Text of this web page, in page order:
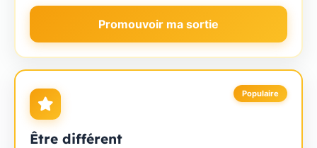
Promouvoir ma sortie
Populaire
Être différent